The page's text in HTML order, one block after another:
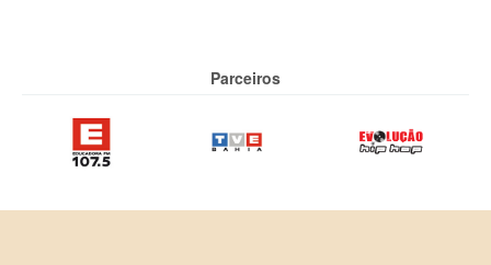
Parceiros